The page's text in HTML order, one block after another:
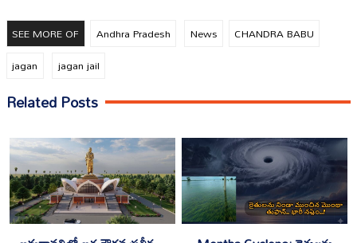
SEE MORE OF Andhra Pradesh News
CHANDRA BABU
jagan
jagan jail
Related Posts